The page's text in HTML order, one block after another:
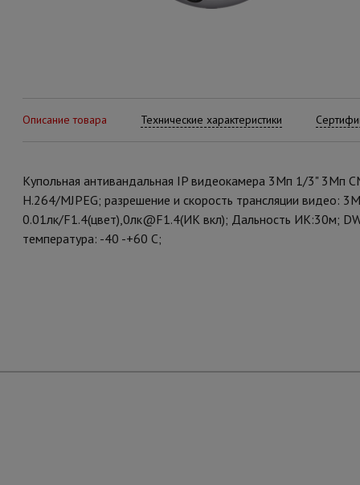
Описание товара Технические характеристики
Купольная антивандальная IP видеокамера 3Мп 1/3" 3Mп
H.264/MJPEG; разрешение и скорость трансляции видео:
0.01лк/F1.4(цвет),0лк@F1.4(ИК вкл); Дальность ИК:30м;
температура: -40 -+60 С;